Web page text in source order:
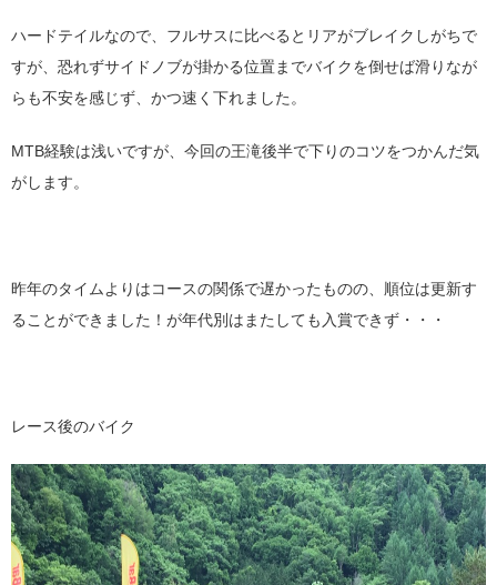
ハードテイルなので、フルサスに比べるとリアがブレイクしがちで
すが、恐れずサイドノブが掛かる位置までバイクを倒せば滑りなが
らも不安を感じず、かつ速く下れました。
MTB経験は浅いですが、今回の王滝後半で下りのコツをつかんだ気
がします。
昨年のタイムよりはコースの関係で遅かったものの、順位は更新す
ることができました！が年代別はまたしても入賞できず・・・
レース後のバイク